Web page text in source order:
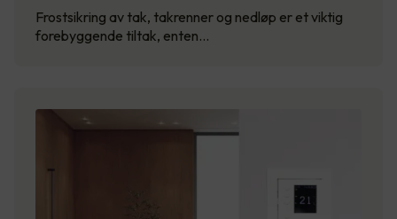
Frostsikring av tak, takrenner og nedløp er et viktig
forebyggende tiltak, enten…